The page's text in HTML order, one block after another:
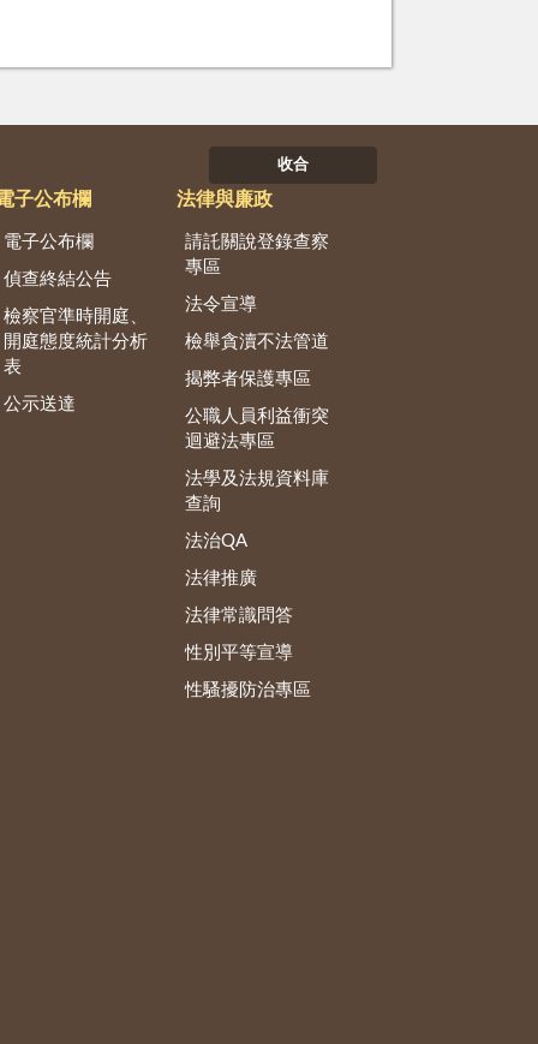
收合
子公布欄
電子公布欄
偵查終結公告
檢察官準時開庭、
開庭態度統計分析
表
公示送達
法律與廉政
請託關說登錄查察
專區
法令宣導
檢舉貪瀆不法管道
揭弊者保護專區
公職人員利益衝突
迴避法專區
法學及法規資料庫
查詢
法治QA
法律推廣
法律常識問答
性別平等宣導
性騷擾防治專區